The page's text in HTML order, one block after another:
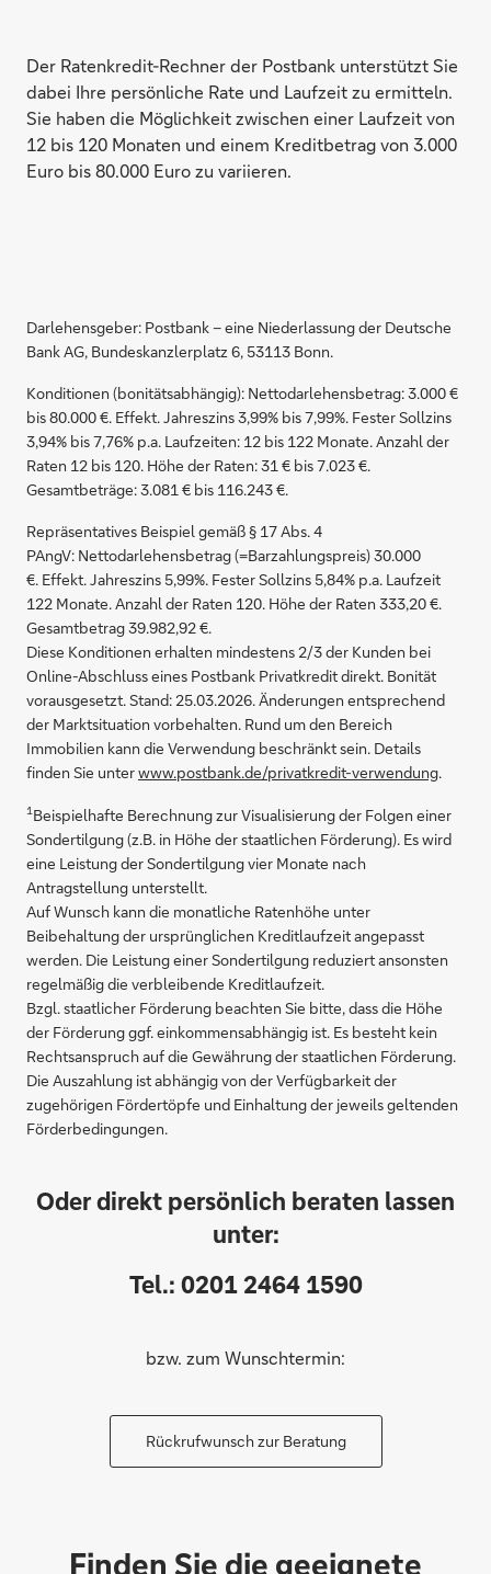
Der Ratenkredit-Rechner der Postbank unterstützt Sie
dabei Ihre persönliche Rate und Laufzeit zu ermitteln.
Sie haben die Möglichkeit zwischen einer Laufzeit von
12 bis 120 Monaten und einem Kreditbetrag von 3.000
Euro bis 80.000 Euro zu variieren.
Darlehensgeber: Postbank – eine Niederlassung der Deutsche
Bank AG, Bundeskanzlerplatz 6, 53113 Bonn.
Konditionen (bonitätsabhängig): Nettodarlehensbetrag: 3.000 €
bis 80.000 €. Effekt. Jahreszins 3,99% bis 7,99%. Fester Sollzins
3,94% bis 7,76% p.a. Laufzeiten: 12 bis 122 Monate. Anzahl der
Raten 12 bis 120. Höhe der Raten: 31 € bis 7.023 €.
Gesamtbeträge: 3.081 € bis 116.243 €.
Repräsentatives Beispiel gemäß § 17 Abs. 4
PAngV: Nettodarlehensbetrag (=Barzahlungspreis) 30.000
€. Effekt. Jahreszins 5,99%. Fester Sollzins 5,84% p.a. Laufzeit
122 Monate. Anzahl der Raten 120. Höhe der Raten 333,20 €.
Gesamtbetrag 39.982,92 €.
Diese Konditionen erhalten mindestens 2/3 der Kunden bei
Online-Abschluss eines Postbank Privatkredit direkt. Bonität
vorausgesetzt. Stand: 25.03.2026. Änderungen entsprechend
der Marktsituation vorbehalten. Rund um den Bereich
Immobilien kann die Verwendung beschränkt sein. Details
finden Sie unterwww.postbank.de/privatkredit-verwendung.
1 Beispielhafte Berechnung zur Visualisierung der Folgen einer
Sondertilgung (z.B. in Höhe der staatlichen Förderung). Es wird
eine Leistung der Sondertilgung vier Monate nach
Antragstellung unterstellt.
Auf Wunsch kann die monatliche Ratenhöhe unter
Beibehaltung der ursprünglichen Kreditlaufzeit angepasst
werden. Die Leistung einer Sondertilgung reduziert ansonsten
regelmäßig die verbleibende Kreditlaufzeit.
Bzgl. staatlicher Förderung beachten Sie bitte, dass die Höhe
der Förderung ggf. einkommensabhängig ist. Es besteht kein
Rechtsanspruch auf die Gewährung der staatlichen Förderung.
Die Auszahlung ist abhängig von der Verfügbarkeit der
zugehörigen Fördertöpfe und Einhaltung der jeweils geltenden
Förderbedingungen.
Oder direkt persönlich beraten lassen
unter:
Tel.: 0201 2464 1590
bzw. zum Wunschtermin:
Rückrufwunsch zur Beratung
Finden Sie die geeignete